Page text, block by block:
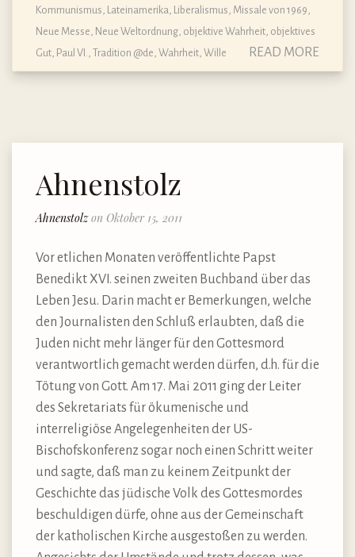
Kommunismus, Lateinamerika, Liberalismus, Missale von 1969,
Neue Messe, Neue Weltordnung, objektive Wahrheit, objektives
Gut, Paul VI., Tradition @de, Wahrheit, Wille READ MORE
Ahnenstolz
Ahnenstolzon Oktober 15, 2011
Vor etlichen Monaten veröffentlichte Papst
Benedikt XVI. seinen zweiten Buchband über das
Leben Jesu. Darin macht er Bemerkungen, welche
den Journalisten den Schluß erlaubten, daß die
Juden nicht mehr länger für den Gottesmord
verantwortlich gemacht werden dürfen, d.h. für die
Tötung von Gott. Am 17. Mai 2011 ging der Leiter
des Sekretariats für ökumenische und
interreligiöse Angelegenheiten der US-
Bischofskonferenz sogar noch einen Schritt weiter
und sagte, daß man zu keinem Zeitpunkt der
Geschichte das jüdische Volk des Gottesmordes
beschuldigen dürfe, ohne aus der Gemeinschaft
der katholischen Kirche ausgestoßen zu werden.